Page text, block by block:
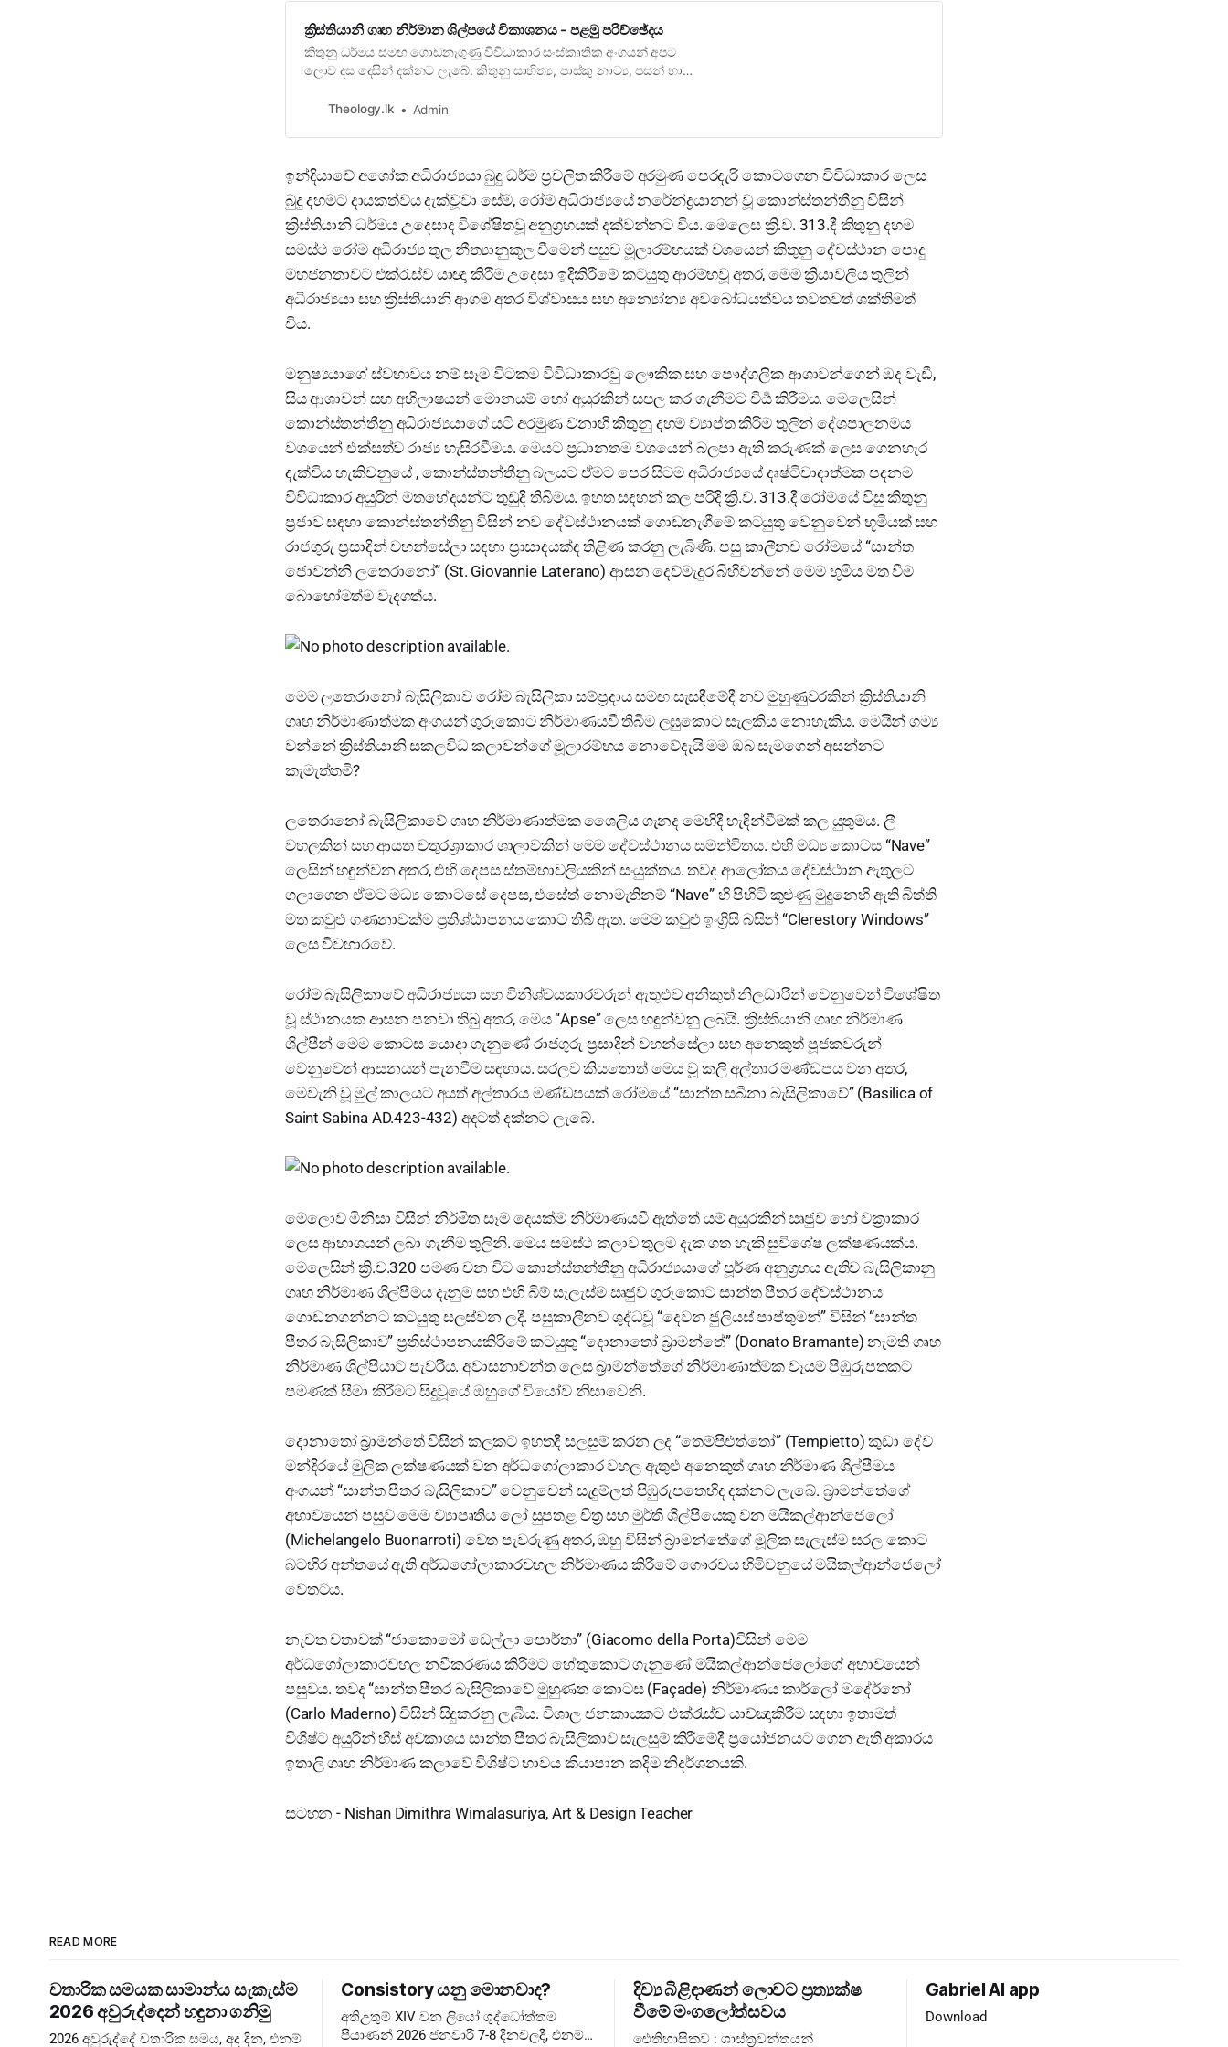
ක්‍රිස්තියානි ගෘහ නිර්මාන ශිල්පයේ විකාශනය - පළමු පරිච්ඡේදය
කිතුනු ධර්මය සමඟ ගොඩනැගුණු විවිධාකාර සංස්කෘතික අංගයන් අපට
ලොව දස දෙසින් දක්නට ලැබේ. කිතුනු සාහිත්‍ය, පාස්කු නාට්‍ය, පසන් හා
Theology.lk
Admin
ඉන්දියාවේ අශෝක අධිරාජ්‍යයා බුදු ධර්ම ප්‍රචලිත කිරීමේ අරමුණ පෙරදැරි කොටගෙන විවිධාකාර ලෙස
බුදු දහමට දායකත්වය දැක්වූවා සේම, රෝම අධිරාජ්‍යයේ නරේන්ද්‍රයානන් වූ කොන්ස්තන්තීනු විසින්
ක්‍රිස්තියානි ධර්මය උදෙසාද විශේෂිතවූ අනුග්‍රහයක් දක්වන්නට විය. මෙලෙස ක්‍රි.ව. 313.දී කිතුනු දහම
සමස්ථ රෝම අධිරාජ්‍ය තුල නීත්‍යානුකූල වීමෙන් පසුව මූලාරම්භයක් වශයෙන් කිතුනු දේවස්ථාන පොදු
මහජනතාවට එක්රැස්ව යාඥා කිරීම උදෙසා ඉදිකිරීමේ කටයුතු ආරම්භවූ අතර, මෙම ක්‍රියාවලිය තුලින්
අධිරාජ්‍යයා සහ ක්‍රිස්තියානි ආගම අතර විශ්වාසය සහ අන්‍යෝන්‍ය අවබෝධයත්වය තවතවත් ශක්තිමත්
විය.
මනුෂ්‍යයාගේ ස්වභාවය නම් සෑම විටකම විවිධාකාරවු ලෞකික සහ පෞද්ගලික ආශාවන්ගෙන් ඔද වැඩී,
සිය ආශාවන් සහ අභිලාෂයන් මොනයම් හෝ අයුරකින් සපල කර ගැනීමට වීර්‍ය කිරීමය. මෙලෙසින්
කොන්ස්තන්තීනු අධිරාජ්‍යයාගේ යටි අරමුණ වනාහි කිතුනු දහම ව්‍යාප්ත කිරිම තුලින් දේශපාලනමය
වශයෙන් එක්සත්ව රාජ්‍ය හැසිරවීමය. මෙයට ප්‍රධානතම වශයෙන් බලපා ඇති කරුණක් ලෙස ගෙනහැර
දැක්විය හැකිවනුයේ , කොන්ස්තන්තීනු බලයට ඒමට පෙර සිටම අධිරාජ්‍යයේ දෘෂ්ටිවාදාත්මක පදනම
විවිධාකාර අයුරින් මතභේදයන්ට තුඩුදි තිබිමය. ඉහත සඳහන් කල පරිදි ක්‍රි.ව. 313.දී රෝමයේ විසු කිතුනු
ප්‍රජාව සඳහා කොන්ස්තන්තීනු විසින් නව දේවස්ථානයක් ගොඩනැගීමේ කටයුතු වෙනුවෙන් භූමියක් සහ
රාජගුරු ප්‍රසාදින් වහන්සේලා සඳහා ප්‍රාසාදයක්ද තිළිණ කරනු ලැබිණි. පසු කාලීනව රෝමයේ “සාන්ත
ජොවන්නි ලතෙරානෝ” (St. Giovannie Laterano) ආසන දෙව්මැදුර බිහිවන්නේ මෙම භූමිය මත වීම
බොහෝමත්ම වැදගත්ය.
මෙම ලතෙරානෝ බැසිලිකාව රෝම බැසිලිකා සම්ප්‍රදාය සමඟ සැසඳීමේදී නව මුහුණුවරකින් ක්‍රිස්තියානි
ගෘහ නිර්මාණාත්මක අංගයන් ගුරුකොට නිර්මාණයවී තිබීම ලඝුකොට සැලකිය නොහැකිය. මෙයින් ගම්‍ය
වන්නේ ක්‍රිස්තියානි සකලවිධ කලාවන්ගේ මූලාරම්භය නොවේදැයි මම ඔබ සැමගෙන් අසන්නට
කැමැත්තමි?
ලතෙරානෝ බැසිලිකාවේ ගෘහ නිර්මාණාත්මක ශෛලිය ගැනද මෙහිදී හැඳින්වීමක් කල යුතුමය. ලී
වහලකින් සහ ආයත චතුරශ්‍රාකාර ශාලාවකින් මෙම දේවස්ථානය සමන්විතය. එහි මධ්‍ය කොටස “Nave”
ලෙසින් හඳුන්වන අතර, එහි දෙපස ස්තම්භාවලියකින් සංයුක්තය. තවද ආලෝකය දේවස්ථාන ඇතුලට
ගලාගෙන ඒමට මධ්‍ය කොටසේ දෙපස, එසේත් නොමැතිනම් “Nave” හි පිහිටි කුළුණු මුදුනෙහි ඇති බිත්ති
මත කවුළු ගණනාවක්ම ප්‍රතිශ්ඨාපනය කොට තිබී ඇත. මෙම කවුළු ඉංග්‍රීසි බසින් “Clerestory Windows”
ලෙස විවහාරවේ.
රෝම බැසිලිකාවේ අධිරාජ්‍යයා සහ විනිශ්චයකාරවරුන් ඇතුළුව අනිකුත් නිලධාරින් වෙනුවෙන් විශේෂිත
වූ ස්ථානයක ආසන පනවා තිබු අතර, මෙය “Apse” ලෙස හඳුන්වනු ලබයි. ක්‍රිස්තියානි ගෘහ නිර්මාණ
ශිල්පීන් මෙම කොටස යොදා ගැනුණේ රාජගුරු ප්‍රසාදින් වහන්සේලා සහ අනෙකුත් පූජකවරුන්
වෙනුවෙන් ආසනයන් පැනවීම සඳහාය. සරලව කියතොත් මෙය වූ කලි අල්තාර මණ්ඩපය වන අතර,
මෙවැනි වූ මුල් කාලයට අයත් අල්තාරය මණ්ඩපයක් රෝමයේ “සාන්ත සබීනා බැසිලිකාවේ” (Basilica of
Saint Sabina AD.423-432) අදටත් දක්නට ලැබේ.
මෙලොව මිනිසා විසින් නිර්මිත සෑම දෙයක්ම නිර්මාණයවී ඇත්තේ යම් අයුරකින් ඍජුව හෝ වක්‍රාකාර
ලෙස ආභාශයන් ලබා ගැනීම තුලිනි. මෙය සමස්ථ කලාව තුලම දැක ගත හැකි සුවිශේෂ ලක්ෂණයක්ය.
මෙලෙසින් ක්‍රි.ව.320 පමණ වන විට කොන්ස්තන්තීනු අධිරාජ්‍යයාගේ පූර්ණ අනුග්‍රහය ඇතිව බැසිලිකානු
ගෘහ නිර්මාණ ශිල්පීමය දැනුම සහ එහි බිම් සැලැස්ම ඍජුව ගුරුකොට සාන්ත පීතර දේවස්ථානය
ගොඩනගන්නට කටයුතු සලස්වන ලදී. පසුකාලීනව ශුද්ධවූ “දෙවන ජුලියස් පාප්තුමන්” විසින් “සාන්ත
පීතර බැසිලිකාව” ප්‍රතිස්ථාපනයකිරිමේ කටයුතු “දොනාතෝ බ්‍රාමන්තේ” (Donato Bramante) නැමති ගෘහ
නිර්මාණ ශිල්පියාට පැවරීය. අවාසනාවන්ත ලෙස බ්‍රාමන්තේගේ නිර්මාණාත්මක වෑයම පිඹුරුපතකට
පමණක් සීමා කිරීමට සිදුවූයේ ඔහුගේ වියෝව නිසාවෙනි.
දොනාතෝ බ්‍රාමන්තේ විසින් කලකට ඉහතදී සලසුම් කරන ලද “තෙම්පිඑත්තෝ” (Tempietto) කුඩා දේව
මන්දිරයේ මුලික ලක්ෂණයක් වන අර්ධගෝලාකාර වහල ඇතුළු අනෙකුත් ගෘහ නිර්මාණ ශිල්පීමය
අංගයන් “සාන්ත පීතර බැසිලිකාව” වෙනුවෙන් සැදුම්ලත් පිඹුරුපතෙහිද දක්නට ලැබේ. බ්‍රාමන්තේගේ
අභාවයෙන් පසුව මෙම ව්‍යාපෘතිය ලෝ සුපතළ චිත්‍ර සහ මුර්ති ශිල්පියෙකු වන මයිකල්ආන්ජෙලෝ
(Michelangelo Buonarroti) වෙත පැවරුණු අතර, ඔහු විසින් බ්‍රාමන්තේගේ මූලික සැලැස්ම සරල කොට
බටහිර අන්තයේ ඇති අර්ධගෝලාකාරවහල නිර්මාණය කිරීමේ ගෞරවය හිමිවනුයේ මයිකල්ආන්ජෙලෝ
වෙතටය.
නැවත වතාවක් “ජාකොමෝ ඩෙල්ලා පොර්තා” (Giacomo della Porta)විසින් මෙම
අර්ධගෝලාකාරවහල නවීකරණය කිරිමට හේතුකොට ගැනුණේ මයිකල්ආන්ජෙලෝගේ අභාවයෙන්
පසුවය. තවද “සාන්ත පීතර බැසිලිකාවේ මුහුණත කොටස (Façade) නිර්මාණය කාර්ලෝ මදේර්නෝ
(Carlo Maderno) විසින් සිදුකරනු ලැබීය. විශාල ජනකායකට එක්රැස්ව යාච්ඤාකිරීම සඳහා ඉතාමත්
විශිෂ්ට අයුරින් හිස් අවකාශය සාන්ත පීතර බැසිලිකාව සැලසුම් කිරීමේදී ප්‍රයෝජනයට ගෙන ඇති අකාරය
ඉතාලි ගෘහ නිර්මාණ කලාවේ විශිෂ්ට භාවය කියාපාන කදිම නිදර්ශනයකි.
සටහන - Nishan Dimithra Wimalasuriya, Art & Design Teacher
READ MORE
චතාරික සමයක සාමාන්ය සැකැස්ම
2026 අවුරුද්දෙන් හඳුනා ගනිමු
2026 අවුරුද්දේ චතාරික සමය, අද දින, එනම්
Consistory යනු මොනවාද?
අතිඋතුම් XIV වන ලියෝ ශුද්ධෝත්තම
පියාණන් 2026 ජනවාරි 7-8 දිනවලදී, එනම්
දිව්‍ය බිළිඳාණන් ලොවට ප්‍රත්‍යක්ෂ
වීමේ මංගලෝත්සවය
ඓතිහාසිකව : ශාස්ත්‍රවන්තයන්
Gabriel AI app
Download